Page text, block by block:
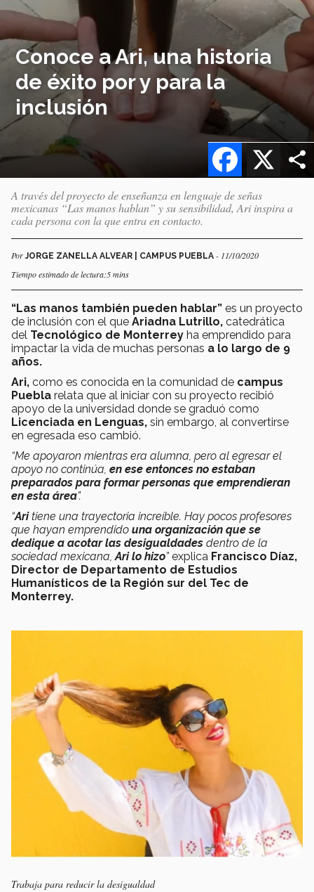
Conoce a Ari, una historia
de éxito por y para la
inclusión
X
Facebook
A través del proyecto de enseñanza en lenguaje de señas
mexicanas “Las manos hablan” y su sensibilidad, Ari inspira a
cada persona con la que entra en contacto.
PorJORGE ZANELLA ALVEAR | CAMPUS PUEBLA - 11/10/2020
Tiempo estimado de lectura:5 mins
“Las manos también pueden hablar” es un proyecto
de inclusión con el que Ariadna Lutrillo, catedrática
del Tecnológico de Monterrey ha emprendido para
impactar la vida de muchas personas a lo largo de 9
años.
Ari, como es conocida en la comunidad de campus
Puebla relata que al iniciar con su proyecto recibió
apoyo de la universidad donde se graduó como
Licenciada en Lenguas, sin embargo, al convertirse
en egresada eso cambió.
“Me apoyaron mientras era alumna, pero al egresar el
apoyo no continúa, en ese entonces no estaban
preparados para formar personas que emprendieran
en esta área”.
“Aritiene una trayectoria increíble. Hay pocos profesores
que hayan emprendido una organización que se
dedique a acotar las desigualdades dentro de la
sociedad mexicana, Ari lo hizo”explica Francisco Díaz,
Director de Departamento de Estudios
Humanísticos de la Región sur del Tec de
Monterrey.
Trabaja para reducir la desigualdad